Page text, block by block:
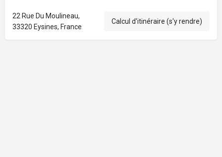
22 Rue Du Moulineau,
33320 Eysines, France
Calcul d'itinéraire (s'y rendre)